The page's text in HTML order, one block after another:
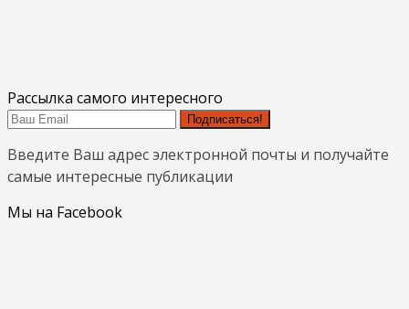
Рассылка самого интересного
Подписаться!
Введите Ваш адрес электронной почты и получайте
самые интересные публикации
Мы на Facebook